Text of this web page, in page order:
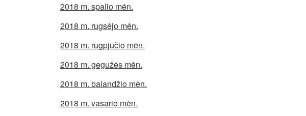
2018 m. spalio mėn.
2018 m. rugsėjo mėn.
2018 m. rugpjūčio mėn.
2018 m. gegužės mėn.
2018 m. balandžio mėn.
2018 m. vasario mėn.